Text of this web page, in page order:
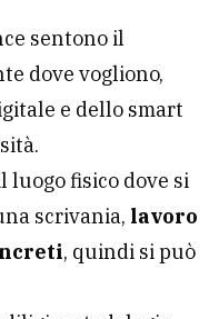
sentono il
dove vogliono,
e dello smart
luogo fisico dove si
scrivania, lavoro
, quindi si può